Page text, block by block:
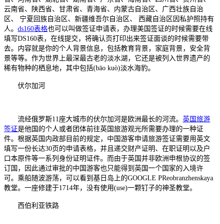
云南省、陕西省、甘肃省、青海省、内蒙古自治区、广西壮族自治
区、 宁夏回族自治区、新疆维吾尔自治区、 西藏自治区因私护照持有
人。 ds160表格也可以叫做签证申请表，办理美国签证的时候需要在线
填写DS160表，在线提交，将确认页打印出来签证面谈的时候需要带
去。内容就是你的个人背景信息，包括教育背景，家庭背景，安全背
景等等。作为世界上最深最古老的淡水湖，它还是被列入世界遗产的
稀有物种的栖息地，其中包括(bāo kuò)淡水海豹。
伏尔加河
流经俄罗斯11座大城市的伏尔加河是欧洲最长的河流。 英国旅游
签证是他国的个人或者团体前往英国旅游观光所需要办理的一种证
件。根据英国内政部目前的规定，中国游客申请旅游签证需要用英文
填写一份长达30页的申请表格，并且递交财产证明、在职证明以及户
口本原件等一系列身份证明证件。而由于英国并非欧洲申根协议的签
订国，因此通过审批的中国游客也只能得到英国一个国家的入境许
可。乘船随波游荡，可以看到基日岛上的GOOGLE PReobranzhenskaya
教堂。一座修建于1714年，没有使用(use)一颗钉子的神圣教堂。
西伯利亚铁路